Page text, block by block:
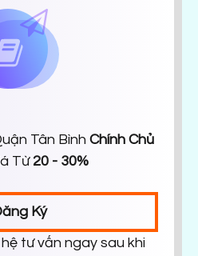
Tân Bình Chính Chủ
Từ 20 - 30%
Ký
tư vấn ngay sau khi